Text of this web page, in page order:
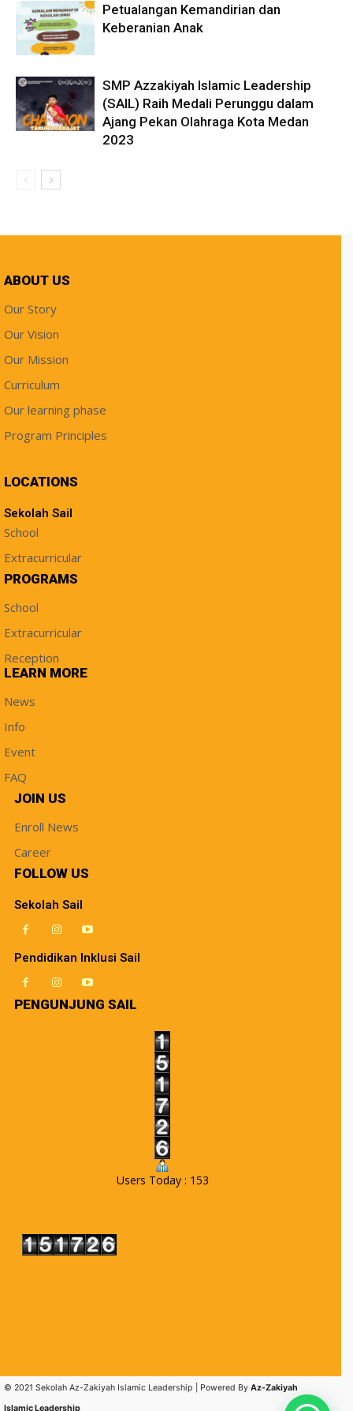
Petualangan Kemandirian dan
Keberanian Anak
SMP Azzakiyah Islamic Leadership
(SAIL) Raih Medali Perunggu dalam
Ajang Pekan Olahraga Kota Medan
2023
ABOUT US
Our Story
Our Vision
Our Mission
Curriculum
Our learning phase
Program Principles
LOCATIONS
Sekolah Sail
School
Extracurricular
PROGRAMS
School
Extracurricular
Reception
LEARN MORE
News
Info
Event
FAQ
JOIN US
Enroll News
Career
FOLLOW US
Sekolah Sail
Pendidikan Inklusi Sail
PENGUNJUNG SAIL
Users Today : 153
© 2021 Sekolah Az-Zakiyah Islamic Leadership | Powered By Az-Zakiyah
Islamic Leadership